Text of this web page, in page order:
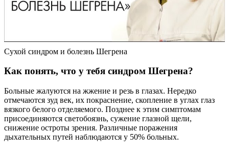
Сухой синдром и болезнь Шегрена
Как понять, что у тебя синдром Шегрена?
Больные жалуются на жжение и резь в глазах. Нередко
отмечаются зуд век, их покраснение, скопление в углах глаз
вязкого белого отделяемого. Позднее к этим симптомам
присоединяются светобоязнь, сужение глазной щели,
снижение остроты зрения. Различные поражения
дыхательных путей наблюдаются у 50% больных.